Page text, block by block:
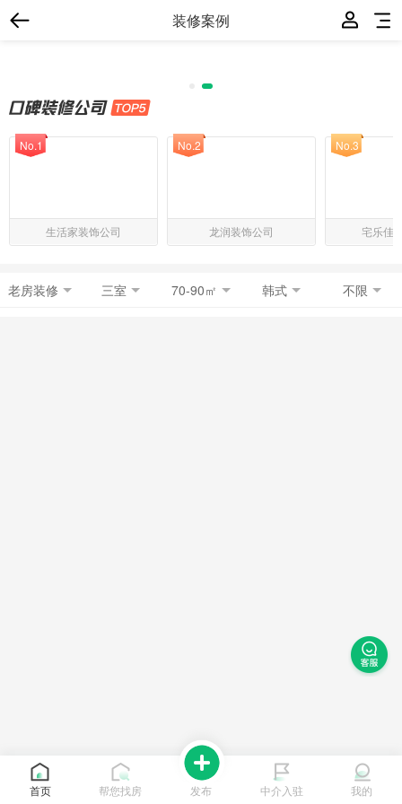
装修案例
生活家装饰公司
No.1
龙润装饰公司
No.2
宅乐佳
No.3
老房装修 三室 70-90㎡ 韩式 不限
首页 帮您找房 发布 中介入驻 我的